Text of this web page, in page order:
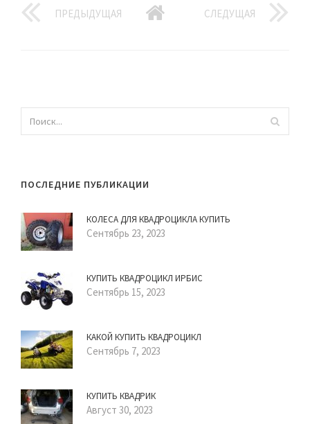
ПРЕДЫДУЩАЯ СЛЕДУЩАЯ
ПОСЛЕДНИЕ ПУБЛИКАЦИИ
КОЛЕСА ДЛЯ КВАДРОЦИКЛА КУПИТЬ
Сентябрь 23, 2023
КУПИТЬ КВАДРОЦИКЛ ИРБИС
Сентябрь 15, 2023
КАКОЙ КУПИТЬ КВАДРОЦИКЛ
Сентябрь 7, 2023
КУПИТЬ КВАДРИК
Август 30, 2023